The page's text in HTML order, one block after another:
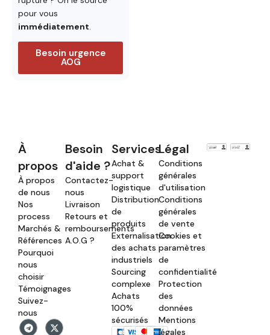
pour vous
immédiatement.
Besoin urgence
AOG
À
propos
À propos
de nous
Nos
process
Marchés &
Références
Pourquoi
nous
choisir
Témoignages
Suivez-
nous
Besoin
d'aide ?
Contactez-
nous
Livraison
Retours et
remboursements
A.O.G ?
Services
Achat &
support
logistique
Distribution
de
produits
Externalisation
des achats
industriels
Sourcing
complexe
Achats
100%
sécurisés
Légal
Conditions
générales
d'utilisation
Conditions
générales
de vente
Cookies et
paramètres
de
confidentialité
Protection
des
données
Mentions
légales